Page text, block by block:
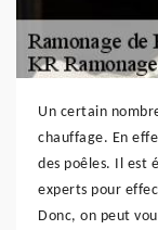
Un certain
chauffage. En
des poêles. Il est
experts pour
Donc, on peut